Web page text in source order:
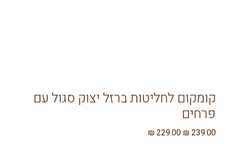
קומקום לחליטות ברזל יצוק סגול עם
פרחים
מחיר
מקורי
‏239.00 ‏₪
מחיר
מבצע
‏229.00 ‏₪